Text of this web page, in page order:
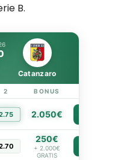
B.
Catanzaro
2 BONUS
2.050€
250€
+ 2.000€
GRATIS